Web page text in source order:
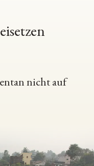
nicht auf